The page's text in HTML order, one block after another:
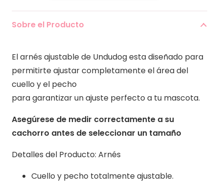
Sailor
Sobre el Producto
El arnés ajustable de Undudog esta diseñado para
permitirte ajustar completamente el área del
cuello y el pecho
para garantizar un ajuste perfecto a tu mascota.
Asegúrese de medir correctamente a su
cachorro antes de seleccionar un tamaño
Detalles del Producto: Arnés
Cuello y pecho totalmente ajustable.